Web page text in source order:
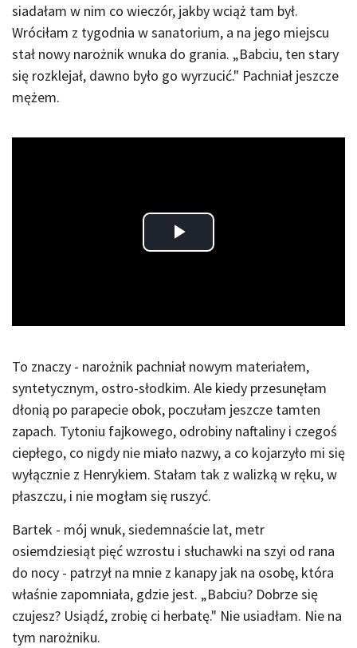
siadałam w nim co wieczór, jakby wciąż tam był.
Wróciłam z tygodnia w sanatorium, a na jego miejscu
stał nowy narożnik wnuka do grania. „Babciu, ten stary
się rozklejał, dawno było go wyrzucić." Pachniał jeszcze
mężem.
Play
To znaczy - narożnik pachniał nowym materiałem,
syntetycznym, ostro-słodkim. Ale kiedy przesunęłam
dłonią po parapecie obok, poczułam jeszcze tamten
zapach. Tytoniu fajkowego, odrobiny naftaliny i czegoś
ciepłego, co nigdy nie miało nazwy, a co kojarzyło mi się
wyłącznie z Henrykiem. Stałam tak z walizką w ręku, w
płaszczu, i nie mogłam się ruszyć.
Bartek - mój wnuk, siedemnaście lat, metr
osiemdziesiąt pięć wzrostu i słuchawki na szyi od rana
do nocy - patrzył na mnie z kanapy jak na osobę, która
właśnie zapomniała, gdzie jest. „Babciu? Dobrze się
czujesz? Usiądź, zrobię ci herbatę." Nie usiadłam. Nie na
tym narożniku.